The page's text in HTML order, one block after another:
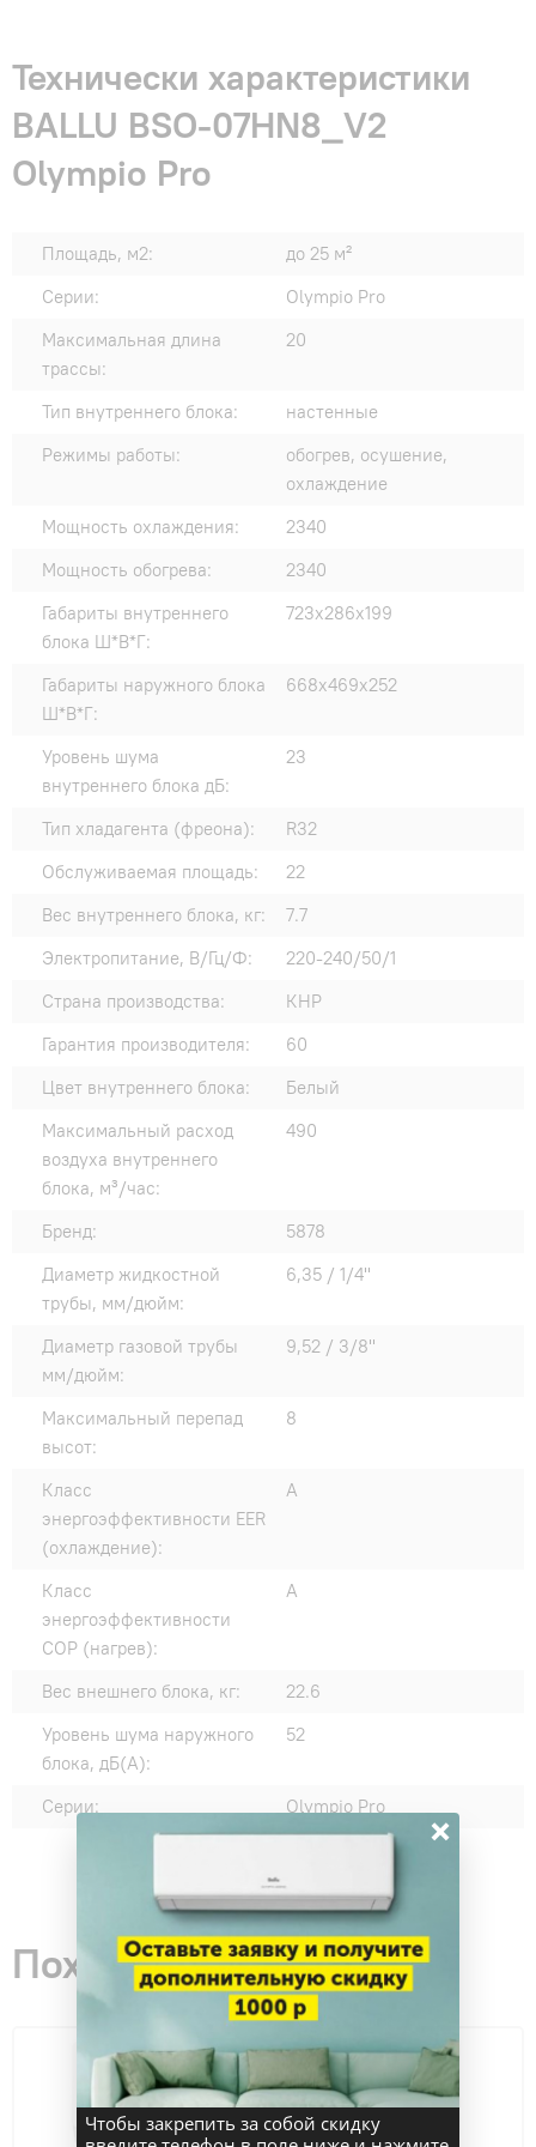
Технически характеристики
BALLU BSO-07HN8_V2
Olympio Pro
Площадь, м2:
до 25 м²
Серии:
Olympio Pro
Максимальная длина
трассы:
20
Тип внутреннего блока:
настенные
Режимы работы:
обогрев, осушение,
охлаждение
Мощность охлаждения:
2340
Мощность обогрева:
2340
Габариты внутреннего
блока Ш*В*Г:
723x286x199
Габариты наружного блока
Ш*В*Г:
668x469x252
Уровень шума
внутреннего блока дБ:
23
Тип хладагента (фреона):
R32
Обслуживаемая площадь:
22
Вес внутреннего блока, кг:
7.7
Электропитание, В/Гц/Ф:
220-240/50/1
Страна производства:
КНР
Гарантия производителя:
60
Цвет внутреннего блока:
Белый
Максимальный расход
воздуха внутреннего
блока, м³/час:
490
Бренд:
5878
Диаметр жидкостной
трубы, мм/дюйм:
6,35 / 1/4"
Диаметр газовой трубы
мм/дюйм:
9,52 / 3/8"
Максимальный перепад
высот:
8
Класс
энергоэффективности EER
(охлаждение):
A
Класс
энергоэффективности
COP (нагрев):
A
Вес внешнего блока, кг:
22.6
Уровень шума наружного
блока, дБ(А):
52
Серии: Olympio Pro
Похожие товары
×
Чтобы закрепить за собой скидку